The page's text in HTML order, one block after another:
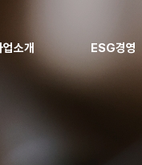
업소개 ESG경영